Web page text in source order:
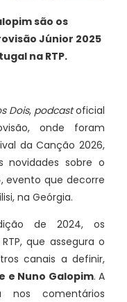
são os
Júnior 2025
na RTP.
Dois, podcastoficial
onde foram
da Canção 2026,
novidades sobre o
, evento que decorre
na Geórgia.
de 2024, os
que assegura o
canais a definir,
e Nuno Galopim. A
comentários